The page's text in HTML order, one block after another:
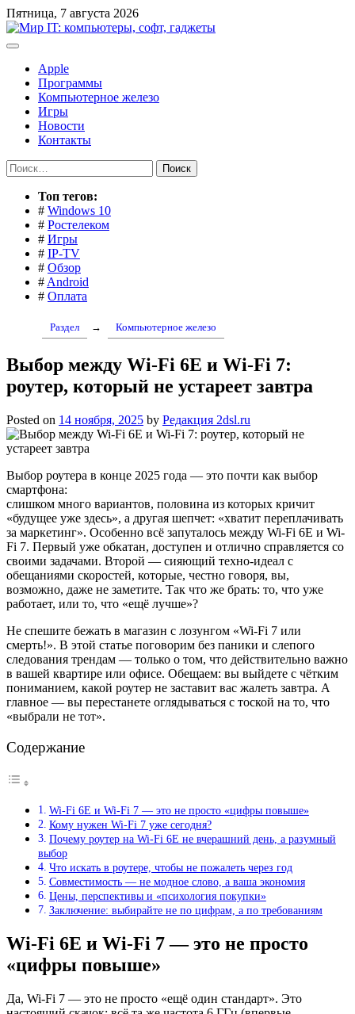
Перейти
к
содержимому
Пятница, 7 августа 2026
Apple
Программы
Компьютерное железо
Игры
Новости
Контакты
Найти:
Toп тегов:
# Windows 10
# Ростелеком
# Игры
# IP-TV
# Обзор
# Android
# Оплата
Раздел → Компьютерное железо
Выбор между Wi-Fi 6E и Wi-Fi 7:
роутер, который не устареет завтра
Posted on 14 ноября, 2025 by Редакция 2dsl.ru
Выбор роутера в конце 2025 года — это почти как выбор
смартфона:
слишком много вариантов, половина из которых кричит
«будущее уже здесь», а другая шепчет: «хватит переплачивать
за маркетинг». Особенно всё запуталось между Wi-Fi 6E и Wi-
Fi 7. Первый уже обкатан, доступен и отлично справляется со
своими задачами. Второй — сияющий техно-идеал с
обещаниями скоростей, которые, честно говоря, вы,
возможно, даже не заметите. Так что же брать: то, что уже
работает, или то, что «ещё лучше»?
Не спешите бежать в магазин с лозунгом «Wi-Fi 7 или
смерть!». В этой статье поговорим без паники и слепого
следования трендам — только о том, что действительно важно
в вашей квартире или офисе. Обещаем: вы выйдете с чётким
пониманием, какой роутер не заставит вас жалеть завтра. А
главное — вы перестанете оглядываться с тоской на то, что
«выбрали не тот».
Содержание
Wi-Fi 6E и Wi-Fi 7 — это не просто «цифры повыше»
Кому нужен Wi-Fi 7 уже сегодня?
Почему роутер на Wi-Fi 6E не вчерашний день, а разумный
выбор
Что искать в роутере, чтобы не пожалеть через год
Совместимость — не модное слово, а ваша экономия
Цены, перспективы и «психология покупки»
Заключение: выбирайте не по цифрам, а по требованиям
Wi-Fi 6E и Wi-Fi 7 — это не просто
«цифры повыше»
Да, Wi-Fi 7 — это не просто «ещё один стандарт». Это